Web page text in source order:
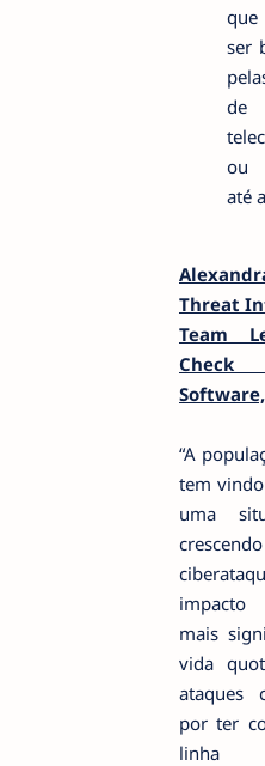
ser
de
ou
até
Threat
Team
“A
tem
uma
impacto
mais
vida
ataques
por ter
linha